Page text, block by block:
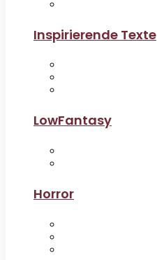
Inspirierende Texte
LowFantasy
Horror